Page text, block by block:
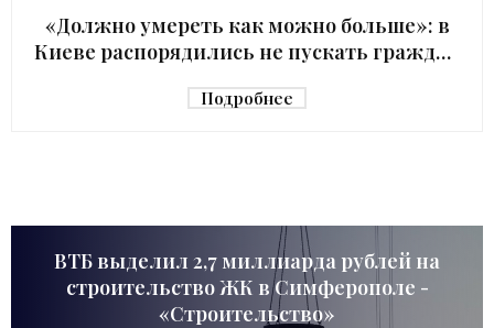
«Должно умереть как можно больше»: в
Киеве распорядились не пускать граждан
Подробнее
ВТБ выделил 2,7 миллиарда рублей на
строительство ЖК в Симферополе -
«Строительство»